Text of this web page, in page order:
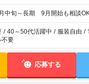
中旬～長期 9月開始も相談
/ 40～50代活躍中 / 服装自由 /
不要
応募する